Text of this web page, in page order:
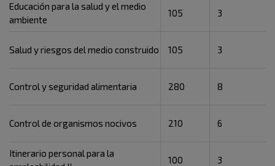
Educación para la salud y el medio
ambiente
105 3
Salud y riesgos del medio construido 105 3
Control y seguridad alimentaria 280 8
Control de organismos nocivos 210 6
Itinerario personal para la
100 3